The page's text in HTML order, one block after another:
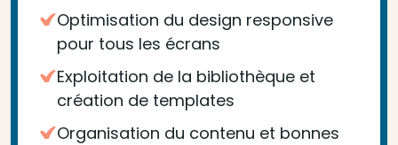
Optimisation du design responsive
pour tous les écrans
Exploitation de la bibliothèque et
création de templates
Organisation du contenu et bonnes